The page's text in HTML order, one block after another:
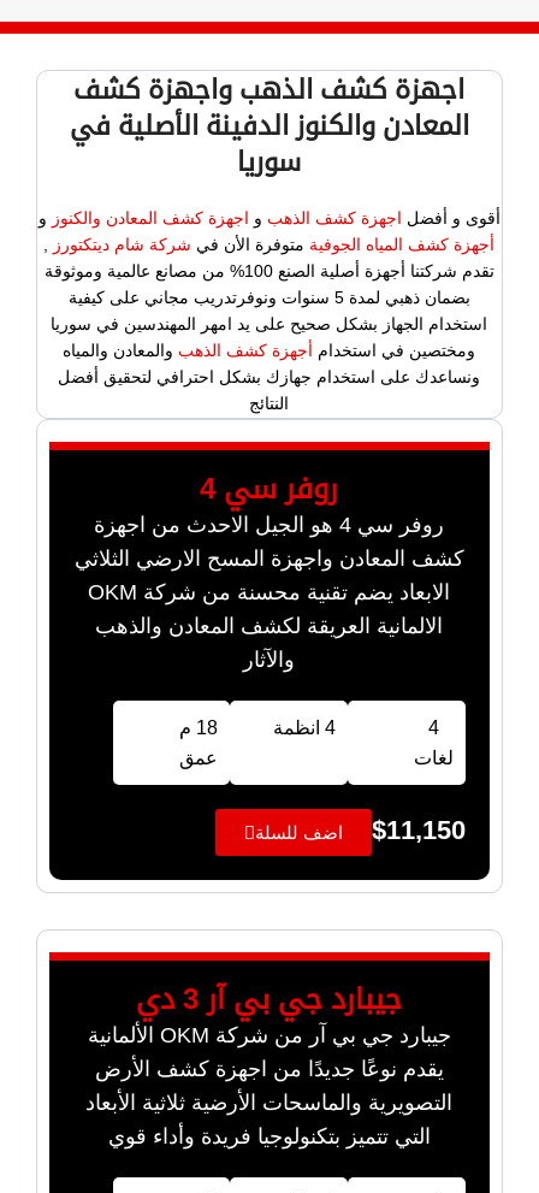
اجهزة كشف الذهب واجهزة كشف
المعادن والكنوز الدفينة الأصلية في
سوريا
أقوى و أفضل اجهزة كشف الذهب و اجهزة كشف المعادن والكنوز و
أجهزة كشف المياه الجوفية متوفرة الأن في شركة شام ديتكتورز ,
تقدم شركتنا أجهزة أصلية الصنع 100% من مصانع عالمية وموثوقة
بضمان ذهبي لمدة 5 سنوات ونوفرتدريب مجاني على كيفية
استخدام الجهاز بشكل صحيح على يد امهر المهندسين في سوريا
ومختصين في استخدام أجهزة كشف الذهب والمعادن والمياه
ونساعدك على استخدام جهازك بشكل احترافي لتحقيق أفضل
النتائج
روفر سي 4
روفر سي 4 هو الجيل الاحدث من اجهزة
كشف المعادن واجهزة المسح الارضي الثلاثي
الابعاد يضم تقنية محسنة من شركة OKM
الالمانية العريقة لكشف المعادن والذهب
والآثار
4
لغات
4 انظمة
18 م
عمق
$11,150 اضف للسلة
جيبارد جي بي آر 3 دي
جيبارد جي بي آر من شركة OKM الألمانية
يقدم نوعًا جديدًا من اجهزة كشف الأرض
التصويرية والماسحات الأرضية ثلاثية الأبعاد
التي تتميز بتكنولوجيا فريدة وأداء قوي